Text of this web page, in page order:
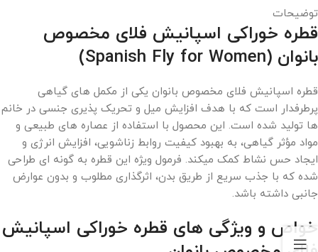
توضیحات
قطره خوراکی اسپانیش فلای مخصوص
بانوان (Spanish Fly for Women)
قطره اسپانیش فلای مخصوص بانوان یکی از مکمل‌ های گیاهی
پرطرفدار است که با هدف افزایش میل و تحریک‌ پذیری جنسی در خانم‌
ها تولید شده است. این محصول با استفاده از عصاره‌ های طبیعی و
مواد مؤثر گیاهی، به بهبود کیفیت روابط زناشویی، افزایش انرژی و
ایجاد حس نشاط کمک میکند. فرمول ویژه این قطره به گونه‌ ای طراحی
شده که با جذب سریع از طریق بدن، اثرگذاری مطلوب و بدون عوارض
جانبی داشته باشد.
خواص و ویژگی‌ های قطره خوراکی اسپانيش